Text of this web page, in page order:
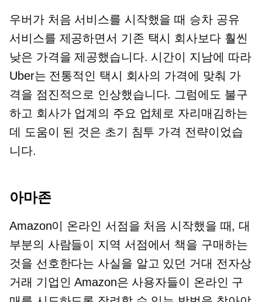
우버가 처음 서비스를 시작했을 때 승차 공유
서비스를 제공하면서 기존 택시 회사보다 훨씬
낮은 가격을 제공했습니다. 시간이 지남에 따라
Uber는 전통적인 택시 회사의 가격에 맞춰 가
격을 점진적으로 인상했습니다. 그럼에도 불구
하고 회사가 업계의 주요 업체로 자리매김하는
데 도움이 된 것은 초기 침투 가격 전략이었습
니다.
아마존
Amazon이 온라인 서점을 처음 시작했을 때, 대
부분의 사람들이 지역 서점에서 책을 구매하는
것을 선호한다는 사실을 알고 있던 거대 전자상
거래 기업인 Amazon은 사용자들이 온라인 구